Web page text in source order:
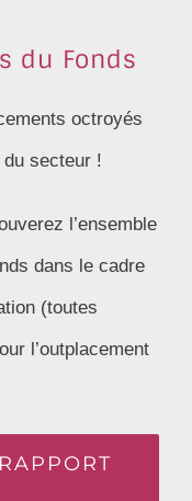
du Fonds
octroyés
secteur !
l’ensemble
dans le cadre
(toutes
l’outplacement